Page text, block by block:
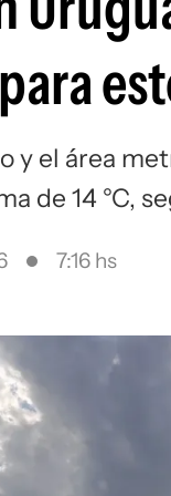
y el área
de 14 °C,
7:16 hs